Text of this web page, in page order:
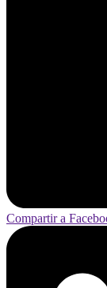
Compartir a